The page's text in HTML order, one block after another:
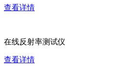
查看详情
在线反射率测试仪
查看详情